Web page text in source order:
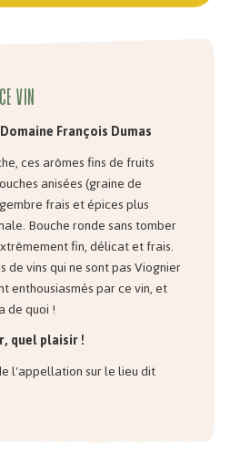
vin
François Dumas
ces arômes fins de fruits
anisées (graine de
frais et épices plus
Bouche ronde sans tomber
fin, délicat et frais.
de vins qui ne sont pas Viognier
enthousiasmés par ce vin, et
de quoi !
quel plaisir !
l'appellation sur le lieu dit